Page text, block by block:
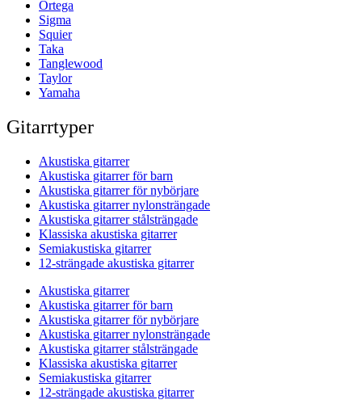
Ortega
Sigma
Squier
Taka
Tanglewood
Taylor
Yamaha
Gitarrtyper
Akustiska gitarrer
Akustiska gitarrer för barn
Akustiska gitarrer för nybörjare
Akustiska gitarrer nylonsträngade
Akustiska gitarrer stålsträngade
Klassiska akustiska gitarrer
Semiakustiska gitarrer
12-strängade akustiska gitarrer
Akustiska gitarrer
Akustiska gitarrer för barn
Akustiska gitarrer för nybörjare
Akustiska gitarrer nylonsträngade
Akustiska gitarrer stålsträngade
Klassiska akustiska gitarrer
Semiakustiska gitarrer
12-strängade akustiska gitarrer